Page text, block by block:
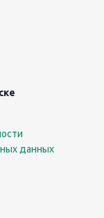
данных